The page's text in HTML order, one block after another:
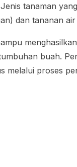
tanaman
dan tananan
buah.
melalui proses